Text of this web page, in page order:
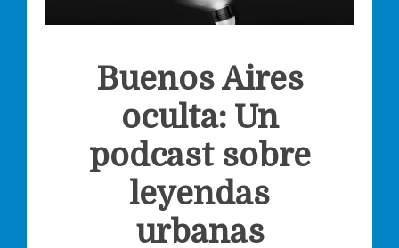
Buenos Aires
oculta: Un
podcast sobre
leyendas
urbanas